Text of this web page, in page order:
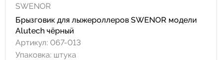
SWENOR
Брызговик для лыжероллеров SWENOR модели
Alutech чёрный
Артикул: 067-013
Упаковка: штука